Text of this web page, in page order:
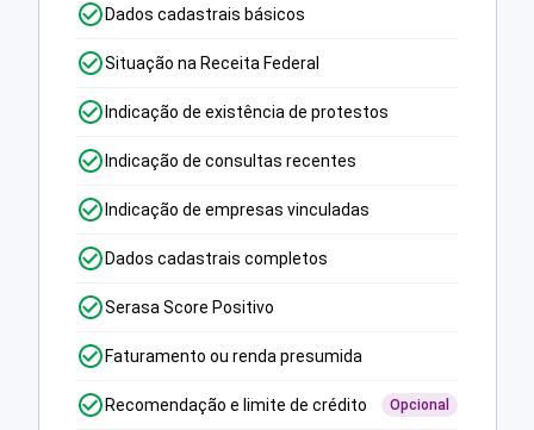
Dados cadastrais básicos
Situação na Receita Federal
Indicação de existência de protestos
Indicação de consultas recentes
Indicação de empresas vinculadas
Dados cadastrais completos
Serasa Score Positivo
Faturamento ou renda presumida
Recomendação e limite de crédito Opcional